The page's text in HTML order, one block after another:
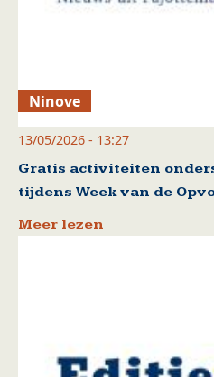
Ninove
13/05/2026 - 13:27
Gratis activiteiten
tijdens Week van de
Meer lezen